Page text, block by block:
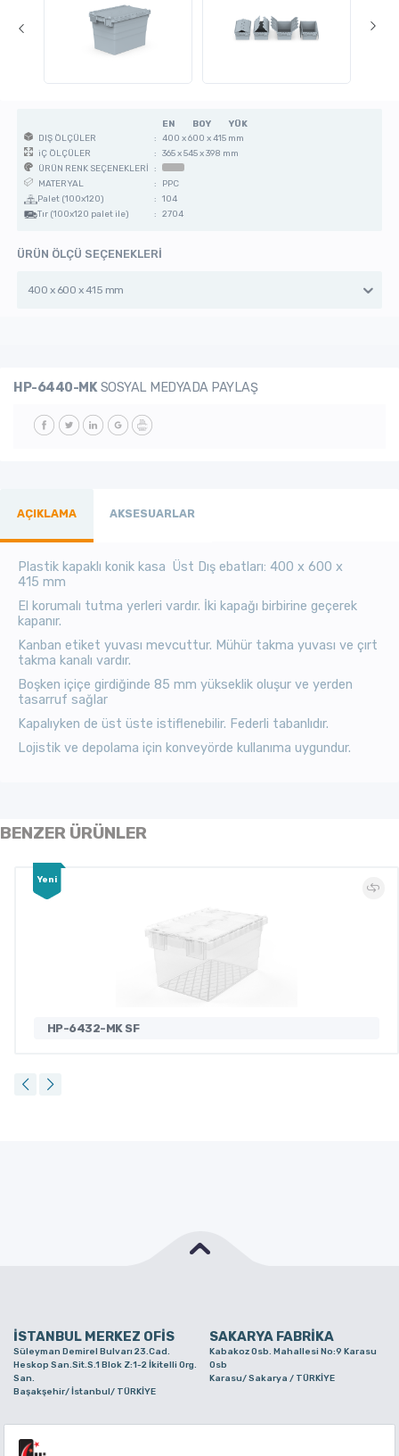
EN BOY
YÜK
DIŞ ÖLÇÜLER
: 400 x 600 x 415 mm
iÇ ÖLÇÜLER
: 365 x 545 x 398 mm
ÜRÜN RENK SEÇENEKLERİ :
MATERYAL
:
PPC
Palet (100x120)
: 104
Tır (100x120 palet ile)
: 2704
ÜRÜN ÖLÇÜ SEÇENEKLERİ
400 x 600 x 415 mm
HP-6440-MKSOSYAL MEDYADA PAYLAŞ
AÇIKLAMA AKSESUARLAR
Plastik kapaklı konik kasa Üst Dış ebatları: 400 x 600 x
415 mm
El korumalı tutma yerleri vardır. İki kapağı birbirine geçerek
kapanır.
Kanban etiket yuvası mevcuttur. Mühür takma yuvası ve çırt
takma kanalı vardır.
Boşken içiçe girdiğinde 85 mm yükseklik oluşur ve yerden
tasarruf sağlar
Kapalıyken de üst üste istiflenebilir. Federli tabanlıdır.
Lojistik ve depolama için konveyörde kullanıma uygundur.
BENZER ÜRÜNLER
Yeni
HP-6432-MK SF
İSTANBUL MERKEZ OFİS SAKARYA FABRİKA
Süleyman Demirel Bulvarı 23.Cad.
Heskop San.Sit.S.1 Blok Z:1-2 İkitelli Org.
San.
Başakşehir/ İstanbul/ TÜRKİYE
Kabakoz Osb. Mahallesi No:9 Karasu
Osb
Karasu/ Sakarya / TÜRKİYE
Alaaddinbey Mah. Ayfatma Cad. No.11 A/C